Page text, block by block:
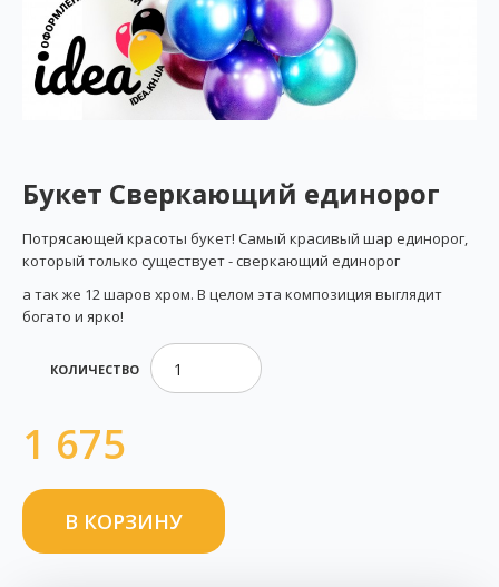
Букет Сверкающий единорог
Потрясающей красоты букет! Самый красивый шар единорог,
который только существует -сверкающий единорог
а так же 12 шаров хром. В целом эта композиция выглядит
богато и ярко!
КОЛИЧЕСТВО
1 675